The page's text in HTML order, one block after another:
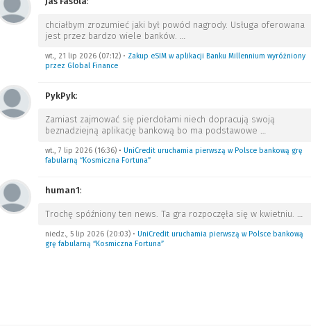
chciałbym zrozumieć jaki był powód nagrody. Usługa oferowana
jest przez bardzo wiele banków. …
wt., 21 lip 2026 (07:12) • Zakup eSIM w aplikacji Banku Millennium wyróżniony
przez Global Finance
PykPyk:
Zamiast zajmować się pierdołami niech dopracują swoją
beznadziejną aplikację bankową bo ma podstawowe …
wt., 7 lip 2026 (16:36) • UniCredit uruchamia pierwszą w Polsce bankową grę
fabularną “Kosmiczna Fortuna”
human1:
Trochę spóźniony ten news. Ta gra rozpoczęła się w kwietniu. …
niedz., 5 lip 2026 (20:03) • UniCredit uruchamia pierwszą w Polsce bankową
grę fabularną “Kosmiczna Fortuna”